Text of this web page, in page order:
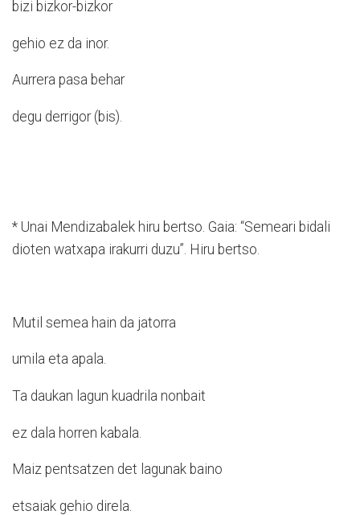
bizi bizkor-bizkor
gehio ez da inor.
Aurrera pasa behar
degu derrigor (bis).
* Unai Mendizabalek hiru bertso. Gaia: “Semeari bidali
dioten watxapa irakurri duzu”. Hiru bertso.
Mutil semea hain da jatorra
umila eta apala.
Ta daukan lagun kuadrila nonbait
ez dala horren kabala.
Maiz pentsatzen det lagunak baino
etsaiak gehio direla.